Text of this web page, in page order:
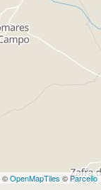
©OpenMapTiles © Parcello